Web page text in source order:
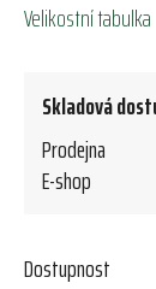
Velikostní tabulka
Skladová
Prodejna
E-shop
Dostupnost